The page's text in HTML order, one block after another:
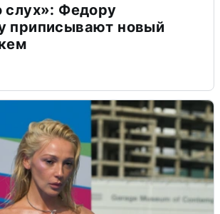
слух»: Федору
приписывают новый